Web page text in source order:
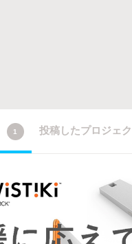
1 投稿したプロジェ